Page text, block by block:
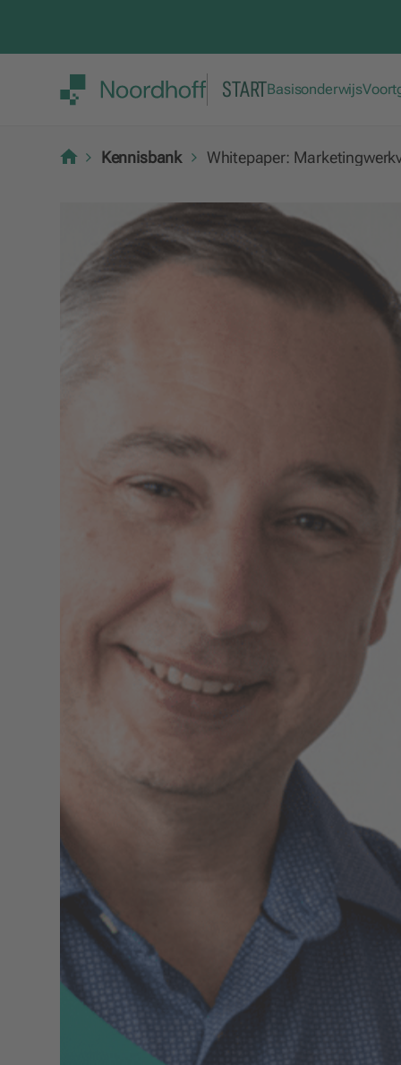
STARTBasisonderwijs
Kennisbank Whitepaper: